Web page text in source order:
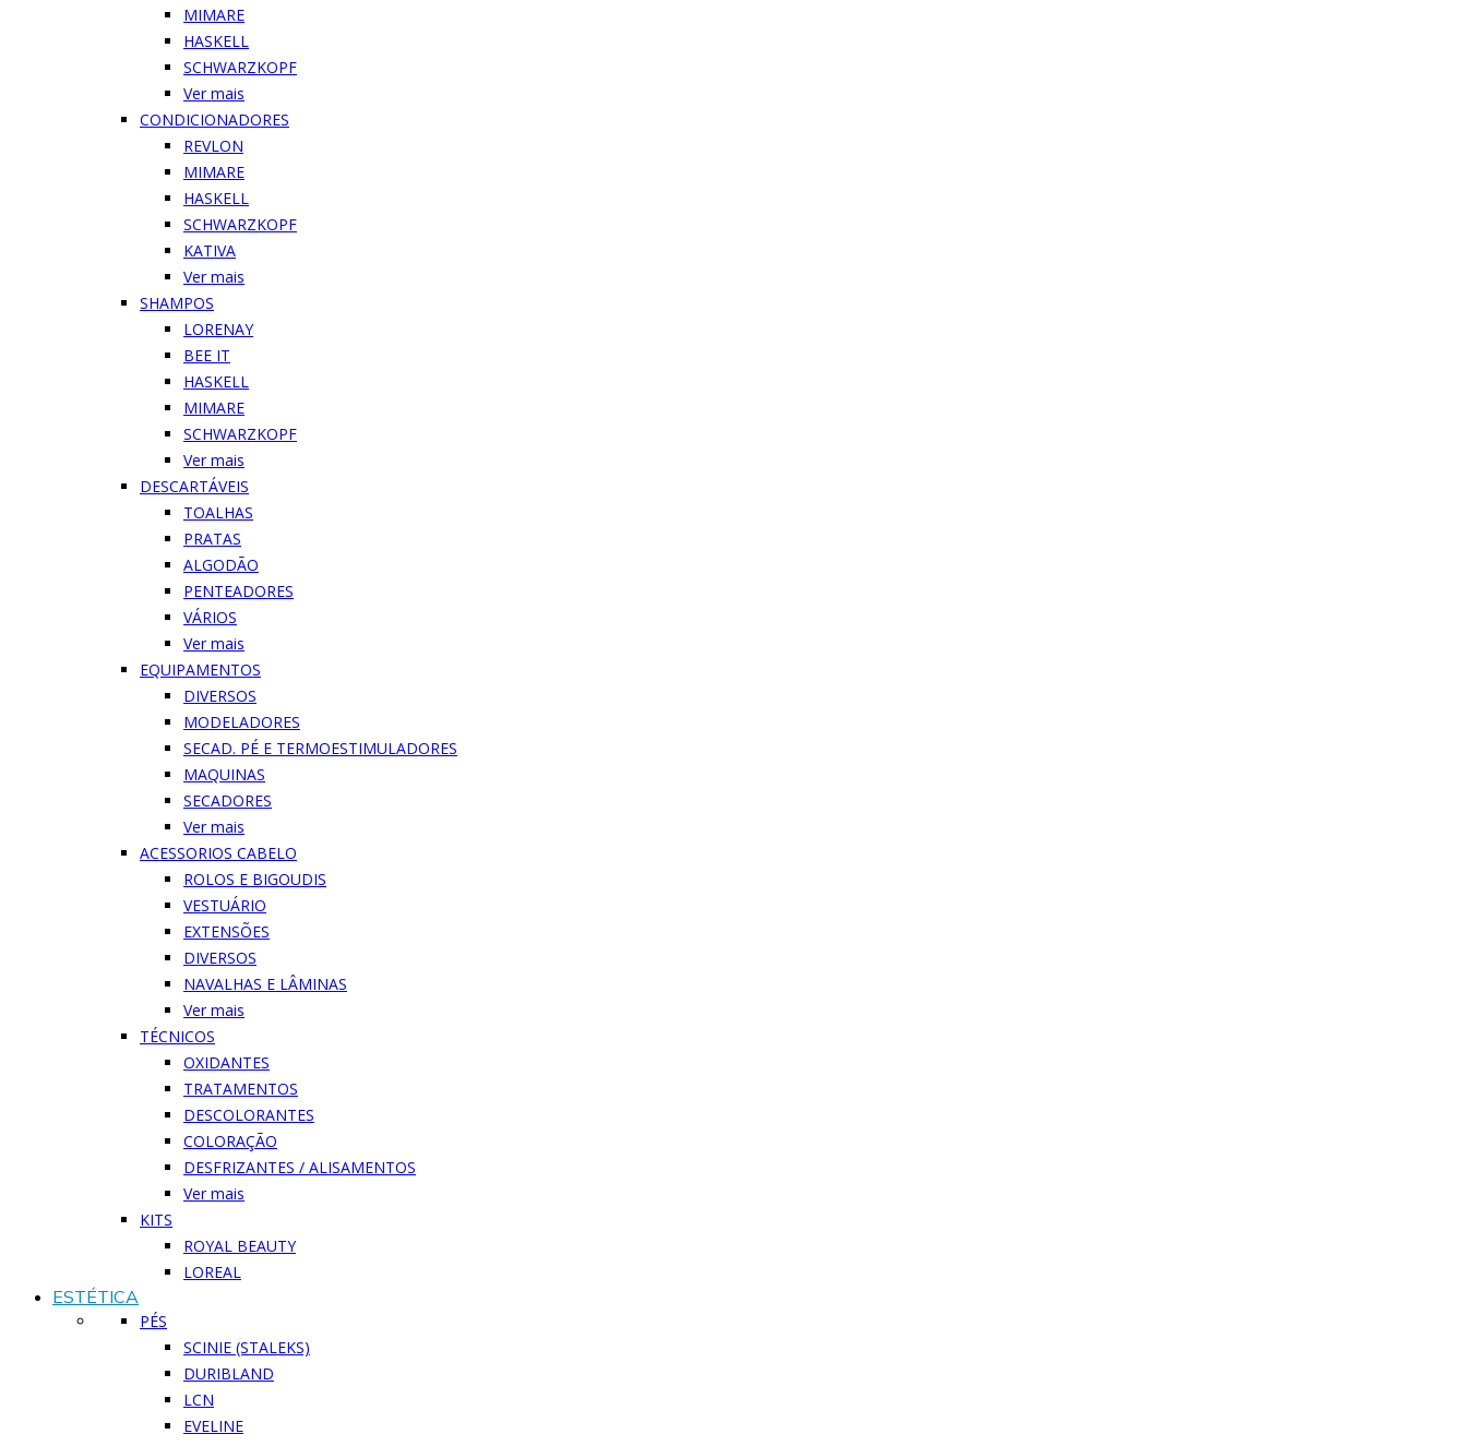
MIMARE
HASKELL
SCHWARZKOPF
Ver mais
CONDICIONADORES
REVLON
MIMARE
HASKELL
SCHWARZKOPF
KATIVA
Ver mais
SHAMPOS
LORENAY
BEE IT
HASKELL
MIMARE
SCHWARZKOPF
Ver mais
DESCARTÁVEIS
TOALHAS
PRATAS
ALGODÃO
PENTEADORES
VÁRIOS
Ver mais
EQUIPAMENTOS
DIVERSOS
MODELADORES
SECAD. PÉ E TERMOESTIMULADORES
MAQUINAS
SECADORES
Ver mais
ACESSORIOS CABELO
ROLOS E BIGOUDIS
VESTUÁRIO
EXTENSÕES
DIVERSOS
NAVALHAS E LÂMINAS
Ver mais
TÉCNICOS
OXIDANTES
TRATAMENTOS
DESCOLORANTES
COLORAÇÃO
DESFRIZANTES / ALISAMENTOS
Ver mais
KITS
ROYAL BEAUTY
LOREAL
ESTÉTICA
PÉS
SCINIE (STALEKS)
DURIBLAND
LCN
EVELINE